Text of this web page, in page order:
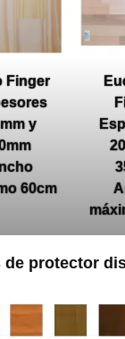
Finger
y
60cm
de protector